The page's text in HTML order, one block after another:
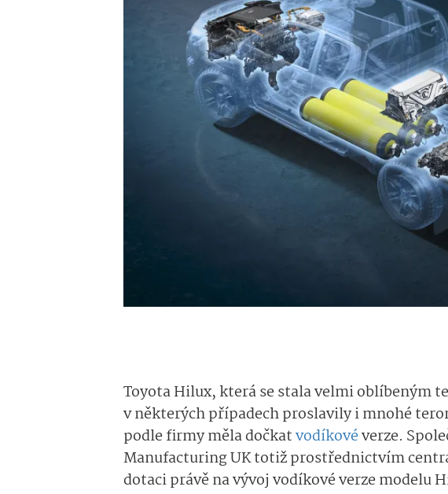
Toyota Hilux, která se stala velmi oblíbeným
v některých případech proslavily i mnohé
podle firmy měla dočkatvodíkovéverze.
Manufacturing UK totiž prostřednictvím
dotaci právě na vývoj vodíkové verze modelu